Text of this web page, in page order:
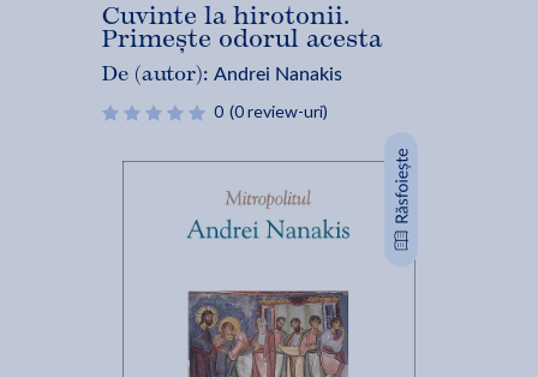
Cuvinte la hirotonii.
Primește odorul acesta
De (autor): Andrei Nanakis
0 (0 review-uri)